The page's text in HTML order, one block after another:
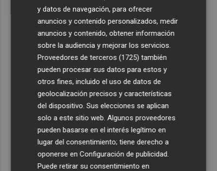
y datos de navegación, para ofrecer
anuncios y contenido personalizados, medir
anuncios y contenido, obtener información
sobre la audiencia y mejorar los servicios.
Proveedores de terceros (1725) también
pueden procesar sus datos para estos y
otros fines, incluido el uso de datos de
geolocalización precisos y características
del dispositivo. Sus elecciones se aplican
solo a este sitio web. Algunos proveedores
pueden basarse en el interés legítimo en
lugar del consentimiento; tiene derecho a
oponerse enConfiguración de publicidad
Puede retirar su consentimiento en